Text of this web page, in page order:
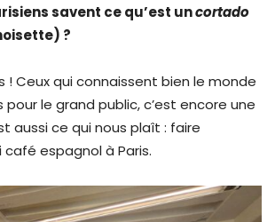
savent ce qu’est uncortado
?
! Ceux qui connaissent bien le monde
pour le grand public, c’est encore une
aussi ce qui nous plaît : faire
espagnol à Paris.